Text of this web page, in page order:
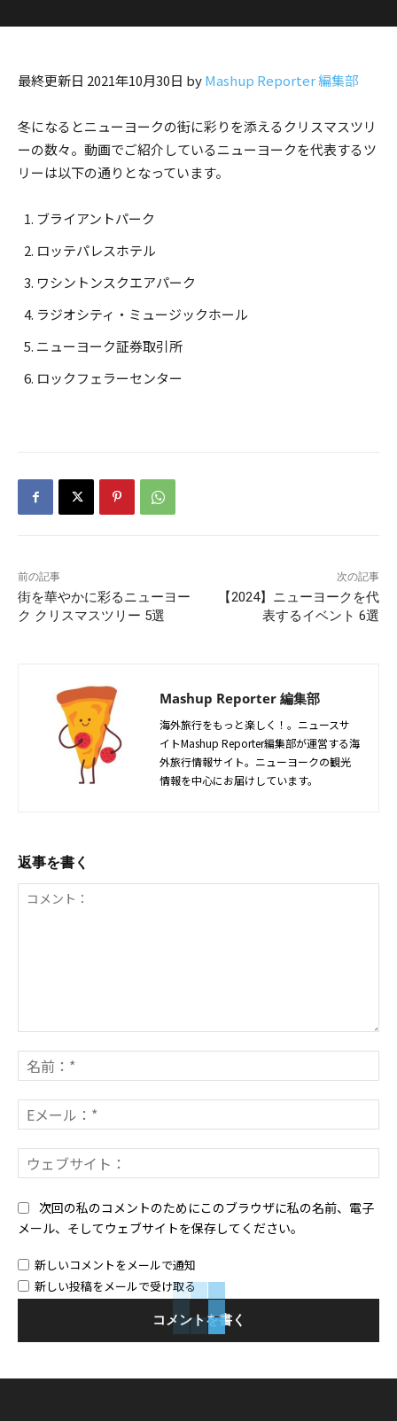
最終更新日 2021年10月30日 byMashup Reporter 編集部
冬になるとニューヨークの街に彩りを添えるクリスマスツリ
ーの数々。動画でご紹介しているニューヨークを代表するツ
リーは以下の通りとなっています。
ブライアントパーク
ロッテパレスホテル
ワシントンスクエアパーク
ラジオシティ・ミュージックホール
ニューヨーク証券取引所
ロックフェラーセンター
前の記事
街を華やかに彩るニューヨー
ク クリスマスツリー 5選
次の記事
【2024】ニューヨークを代
表するイベント 6選
Mashup Reporter 編集部
海外旅行をもっと楽しく！。ニュースサ
イトMashup Reporter編集部が運営する海
外旅行情報サイト。ニューヨークの観光
情報を中心にお届けしています。
返事を書く
メ
ン
ト：
前
*
メ
ー
*ェ
次回の私のコメントのためにこのブラウザに私の名前、電子
メール、そしてウェブサイトを保存してください。
新しいコメントをメールで通知
新しい投稿をメールで受け取る